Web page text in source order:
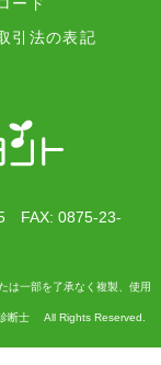
引法の表記
FAX: 0875-23-
は一部を了承なく複製、使用
断士 All Rights Reserved.